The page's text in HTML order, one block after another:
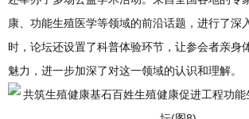
康、功能生殖医学等领域的前沿话题，进行了深
时，论坛还设置了科普体验环节，让参会者亲身
魅力，进一步加深了对这一领域的认识和理解。